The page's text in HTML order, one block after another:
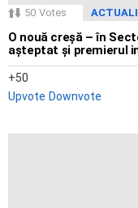
50 Votes
O nouă creșă – în
așteptat și premierul
50
Upvote Downvote